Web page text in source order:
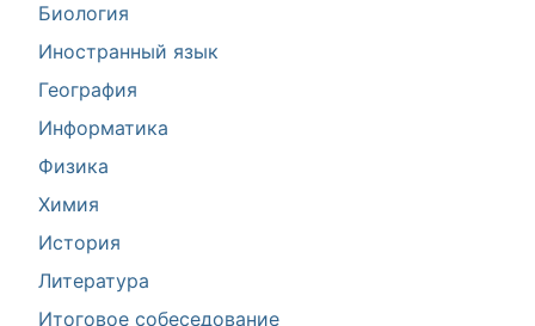
Биология
Иностранный язык
География
Информатика
Физика
Химия
История
Литература
Итоговое собеседование